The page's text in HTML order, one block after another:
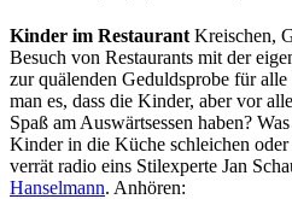
Kinder im Restaurant Kreischen,
Besuch von Restaurants mit der
zur quälenden Geduldsprobe für
man es, dass die Kinder, aber vor
Spaß am Auswärtsessen haben?
Kinder in die Küche schleichen oder
verrät radio eins Stilexperte Jan
Hanselmann. Anhören: